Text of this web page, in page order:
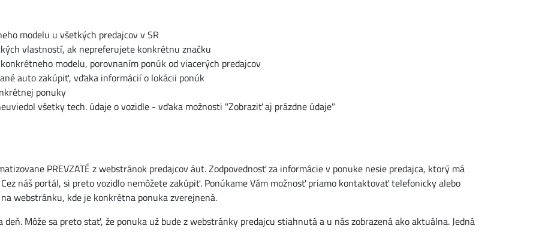
modelu u všetkých predajcov v SR
vlastností, ak nepreferujete konkrétnu značku
modelu, porovnaním ponúk od viacerých predajcov
auto zakúpiť, vďaka informácií o lokácii ponúk
ponuky
všetky tech. údaje o vozidle - vďaka možnosti "Zobraziť aj prázdne údaje"
PREVZATÉ z webstránok predajcov áut. Zodpovednosť za informácie v ponuke nesie predajca, ktorý má
náš portál, si preto vozidlo nemôžete zakúpiť. Ponúkame Vám možnosť priamo kontaktovať telefonicky alebo
webstránku, kde je konkrétna ponuka zverejnená.
Môže sa preto stať, že ponuka už bude z webstránky predajcu stiahnutá a u nás zobrazená ako aktuálna. Jedná